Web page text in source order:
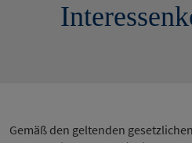
Gemäß den geltenden